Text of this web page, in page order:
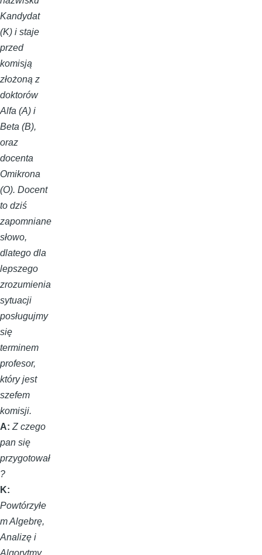
Kandydat
(K) i staje
przed
komisją
złożoną z
doktorów
Alfa (A) i
Beta (B),
oraz
docenta
Omikrona
(O). Docent
to dziś
zapomniane
słowo,
dlatego dla
lepszego
zrozumienia
sytuacji
posługujmy
się
terminem
profesor,
który jest
szefem
komisji.
A: Z czego
pan się
przygotował
?
K:
Powtórzyłe
m Algebrę,
Analizę i